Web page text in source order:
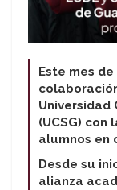
Este mes
Universidad
(UCSG) con
alumnos en
Desde su
alianza